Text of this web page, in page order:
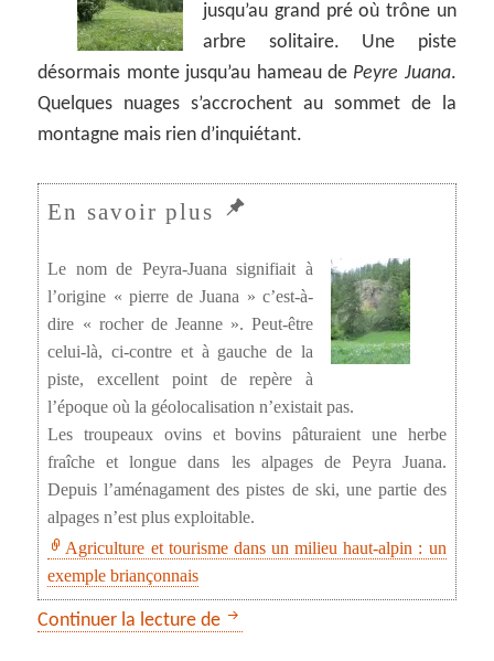
jusqu’au grand pré où trône un
arbre solitaire. Une piste
désormais monte jusqu’au hameau de Peyre Juana.
Quelques nuages s’accrochent au sommet de la
montagne mais rien d’inquiétant.
Le nom de Peyra-Juana signifiait à
l’origine « pierre de Juana » c’est-à-
dire « rocher de Jeanne ». Peut-être
celui-là, ci-contre et à gauche de la
piste, excellent point de repère à
l’époque où la géolocalisation n’existait pas.
Les troupeaux ovins et bovins pâturaient une herbe
fraîche et longue dans les alpages de Peyra Juana.
Depuis l’aménagament des pistes de ski, une partie des
alpages n’est plus exploitable.
Agriculture et tourisme dans un milieu haut-alpin : un
exemple briançonnais
Continuer la lecture de Peyra Juana et la chapelle Saint-